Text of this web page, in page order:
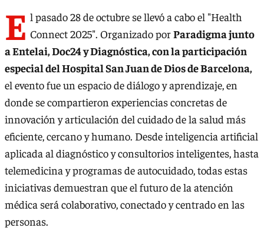
E l pasado 28 de octubre se llevó a cabo el "Health
Connect 2025". Organizado porParadigma junto
a Entelai, Doc24 y Diagnóstica, con la participación
especial del Hospital San Juan de Dios de Barcelona,
el evento fue un espacio de diálogo y aprendizaje, en
donde se compartieron experiencias concretas de
innovación y articulación del cuidado de la salud más
eficiente, cercano y humano. Desde inteligencia artificial
aplicada al diagnóstico y consultorios inteligentes, hasta
telemedicina y programas de autocuidado, todas estas
iniciativas demuestran que el futuro de la atención
médica será colaborativo, conectado y centrado en las
personas.